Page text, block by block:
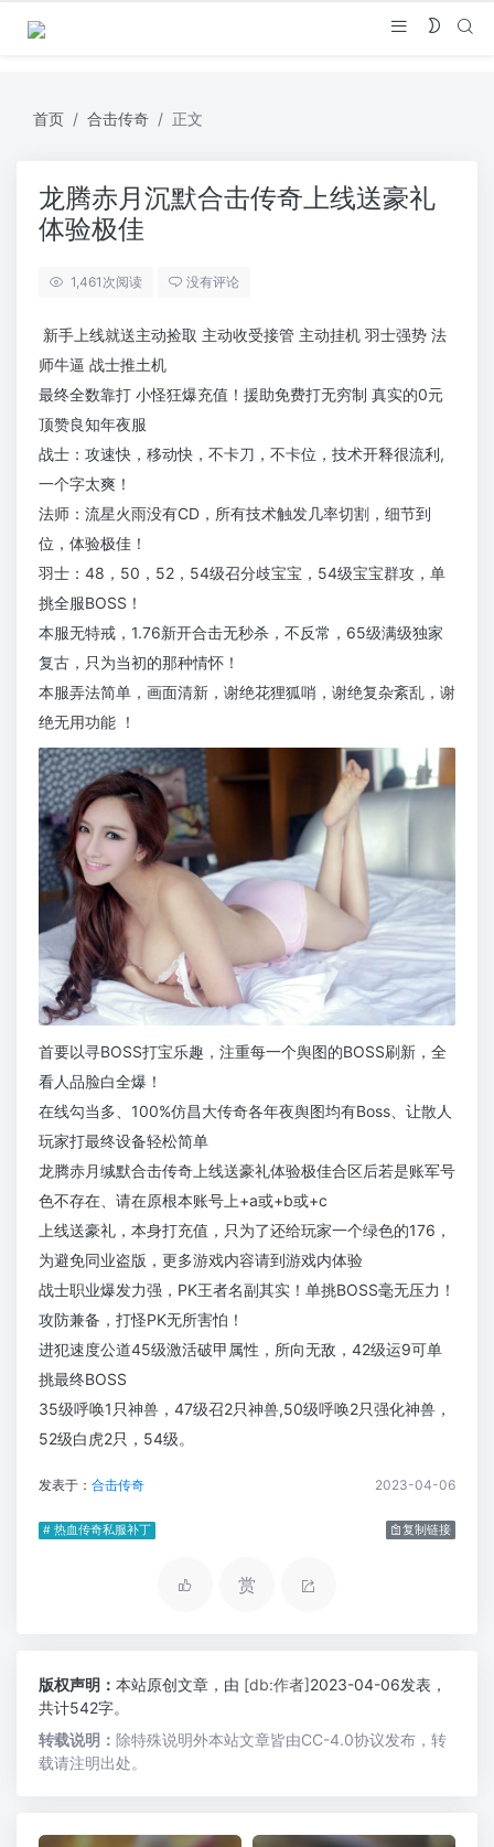
首页 合击传奇 正文
龙腾赤月沉默合击传奇上线送豪礼
体验极佳
1,461 次阅读 没有评论
新手上线就送主动捡取 主动收受接管 主动挂机 羽士强势 法
师牛逼 战士推土机
最终全数靠打 小怪狂爆充值！援助免费打无穷制 真实的0元
顶赞良知年夜服
战士：攻速快，移动快，不卡刀，不卡位，技术开释很流利,
一个字太爽！
法师：流星火雨没有CD，所有技术触发几率切割，细节到
位，体验极佳！
羽士：48，50，52，54级召分歧宝宝，54级宝宝群攻，单
挑全服BOSS！
本服无特戒，1.76新开合击无秒杀，不反常，65级满级独家
复古，只为当初的那种情怀！
本服弄法简单，画面清新，谢绝花狸狐哨，谢绝复杂紊乱，谢
绝无用功能 ！
首要以寻BOSS打宝乐趣，注重每一个舆图的BOSS刷新，全
看人品脸白全爆！
在线勾当多、100%仿昌大传奇各年夜舆图均有Boss、让散人
玩家打最终设备轻松简单
龙腾赤月缄默合击传奇上线送豪礼体验极佳合区后若是账军号
色不存在、请在原根本账号上+a或+b或+c
上线送豪礼，本身打充值，只为了还给玩家一个绿色的176，
为避免同业盗版，更多游戏内容请到游戏内体验
战士职业爆发力强，PK王者名副其实！单挑BOSS毫无压力！
攻防兼备，打怪PK无所害怕！
进犯速度公道45级激活破甲属性，所向无敌，42级运9可单
挑最终BOSS
35级呼唤1只神兽，47级召2只神兽,50级呼唤2只强化神兽，
52级白虎2只，54级。
发表于： 合击传奇 2023-04-06
# 热血传奇私服补丁 复制链接
赏
版权声明： 本站原创文章，由 [db:作者]2023-04-06发表，
共计542字。
转载说明： 除特殊说明外本站文章皆由CC-4.0协议发布，转
载请注明出处。